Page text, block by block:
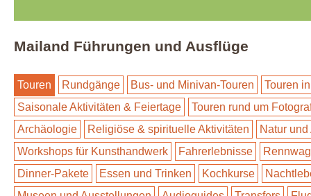
Mailand Führungen und Ausflüge
Touren Rundgänge Bus- und Minivan-Touren Touren
Saisonale Aktivitäten & Feiertage
Touren rund um
Archäologie
Religiöse & spirituelle Aktivitäten Natur
Workshops für Kunsthandwerk
Fahrerlebnisse
Dinner-Pakete
Essen und Trinken Kochkurse